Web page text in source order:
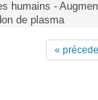
humains -
de plasma
«